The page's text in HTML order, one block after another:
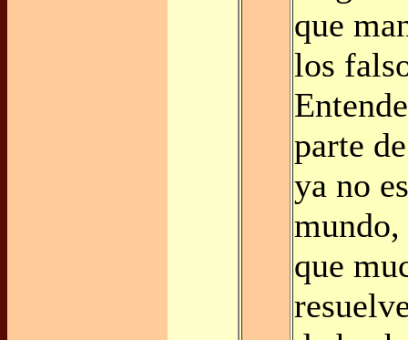
que
los
parte
ya no
que